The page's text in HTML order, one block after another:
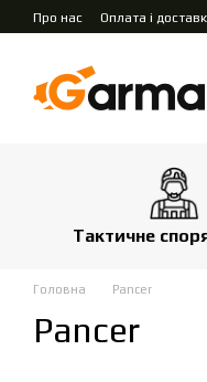
Перейти до основного
Про нас Оплата і
Тактичне
Головна Pancer
Pancer